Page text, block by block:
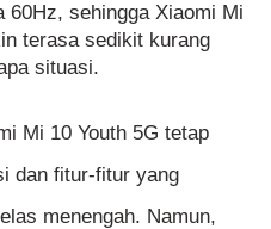
60Hz, sehingga Xiaomi Mi
terasa sedikit kurang
situasi.
Mi 10 Youth 5G tetap
dan fitur-fitur yang
menengah. Namun,